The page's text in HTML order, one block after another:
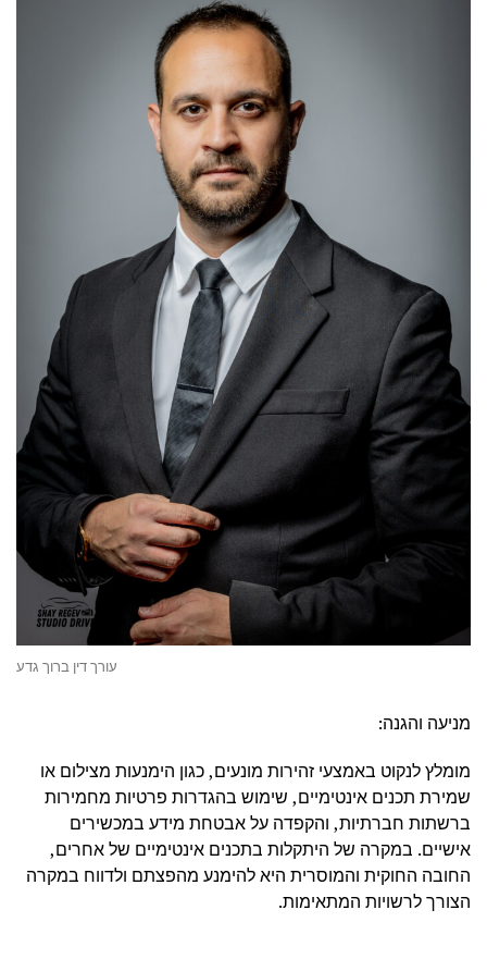
עורך דין ברוך גדע
מניעה והגנה:
מומלץ לנקוט באמצעי זהירות מונעים, כגון הימנעות מצילום או
שמירת תכנים אינטימיים, שימוש בהגדרות פרטיות מחמירות
ברשתות חברתיות, והקפדה על אבטחת מידע במכשירים
אישיים. במקרה של היתקלות בתכנים אינטימיים של אחרים,
החובה החוקית והמוסרית היא להימנע מהפצתם ולדווח במקרה
הצורך לרשויות המתאימות.